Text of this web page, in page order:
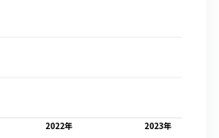
2022年 2023年